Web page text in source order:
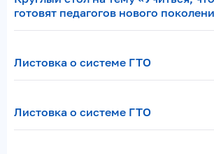
готовят педагогов нового
Листовка о системе ГТО
Листовка о системе ГТО